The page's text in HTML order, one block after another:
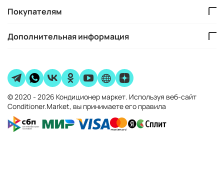
Покупателям
Дополнительная информация
© 2020 - 2026 Кондиционер маркет. Используя веб-сайт
Conditioner.Market, вы принимаете его правила